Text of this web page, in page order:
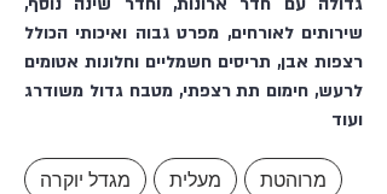
שירותים לאורחים, מפרט גבוה ואיכותי הכולל
רצפות אבן, תריסים חשמליים וחלונות אטומים
לרעש, חימום תת רצפתי, מטבח גדול משודרג
ועוד
מגדל יוקרה מעלית
מרוהטת